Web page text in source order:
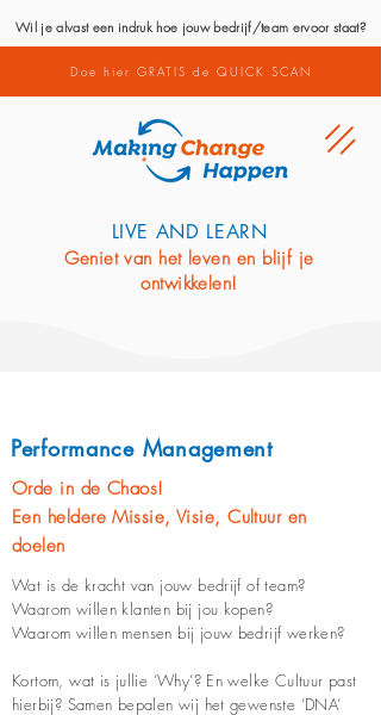
Wil je alvast een indruk hoe jouw bedrijf/team ervoor staat?
Doe hier GRATIS de QUICK SCAN
LIVE AND LEARN
Geniet van het leven en blijf je
ontwikkelen!
Performance Management
Orde in de Chaos!
Een heldere Missie, Visie, Cultuur en
doelen
Wat is de kracht van jouw bedrijf of team?
Waarom willen klanten bij jou kopen?
Waarom willen mensen bij jouw bedrijf werken?
Kortom, wat is jullie ‘Why’? En welke Cultuur past
hierbij? Samen bepalen wij het gewenste ‘DNA’